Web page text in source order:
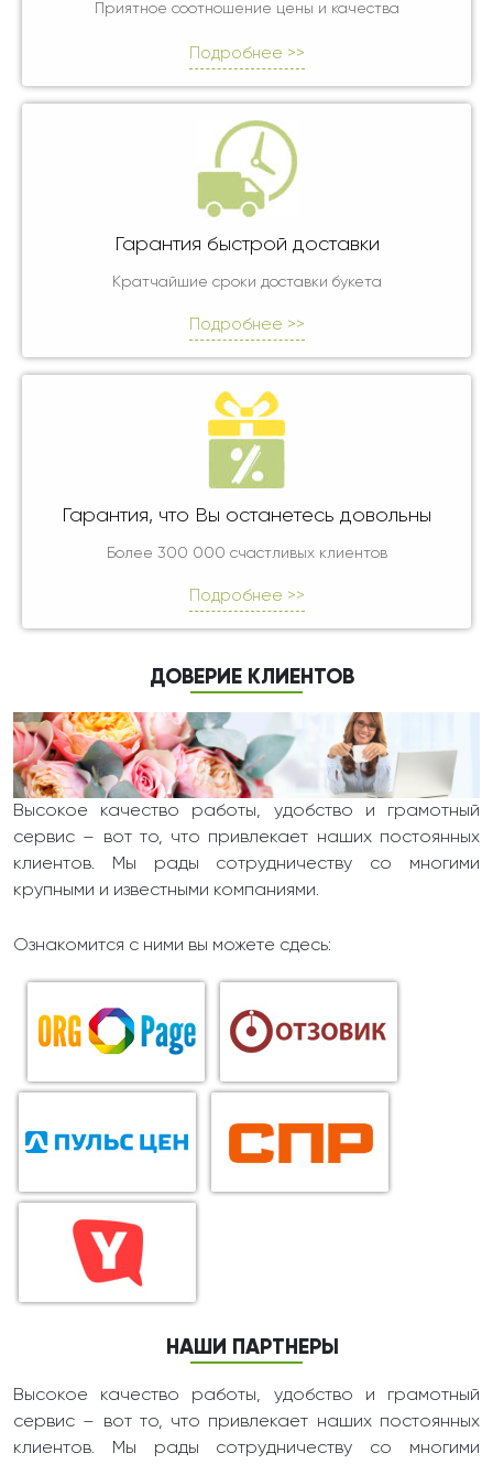
Приятное соотношение цены и качества
Подробнее >>
Гарантия быстрой доставки
Кратчайшие сроки доставки букета
Подробнее >>
Гарантия, что Вы останетесь довольны
Более 300 000 счастливых клиентов
Подробнее >>
ДОВЕРИЕ КЛИЕНТОВ
Высокое качество работы, удобство и грамотный
сервис – вот то, что привлекает наших постоянных
клиентов. Мы рады сотрудничеству со многими
крупными и известными компаниями.
Ознакомится с ними вы можете сдесь:
НАШИ ПАРТНЕРЫ
Высокое качество работы, удобство и грамотный
сервис – вот то, что привлекает наших постоянных
клиентов. Мы рады сотрудничеству со многими